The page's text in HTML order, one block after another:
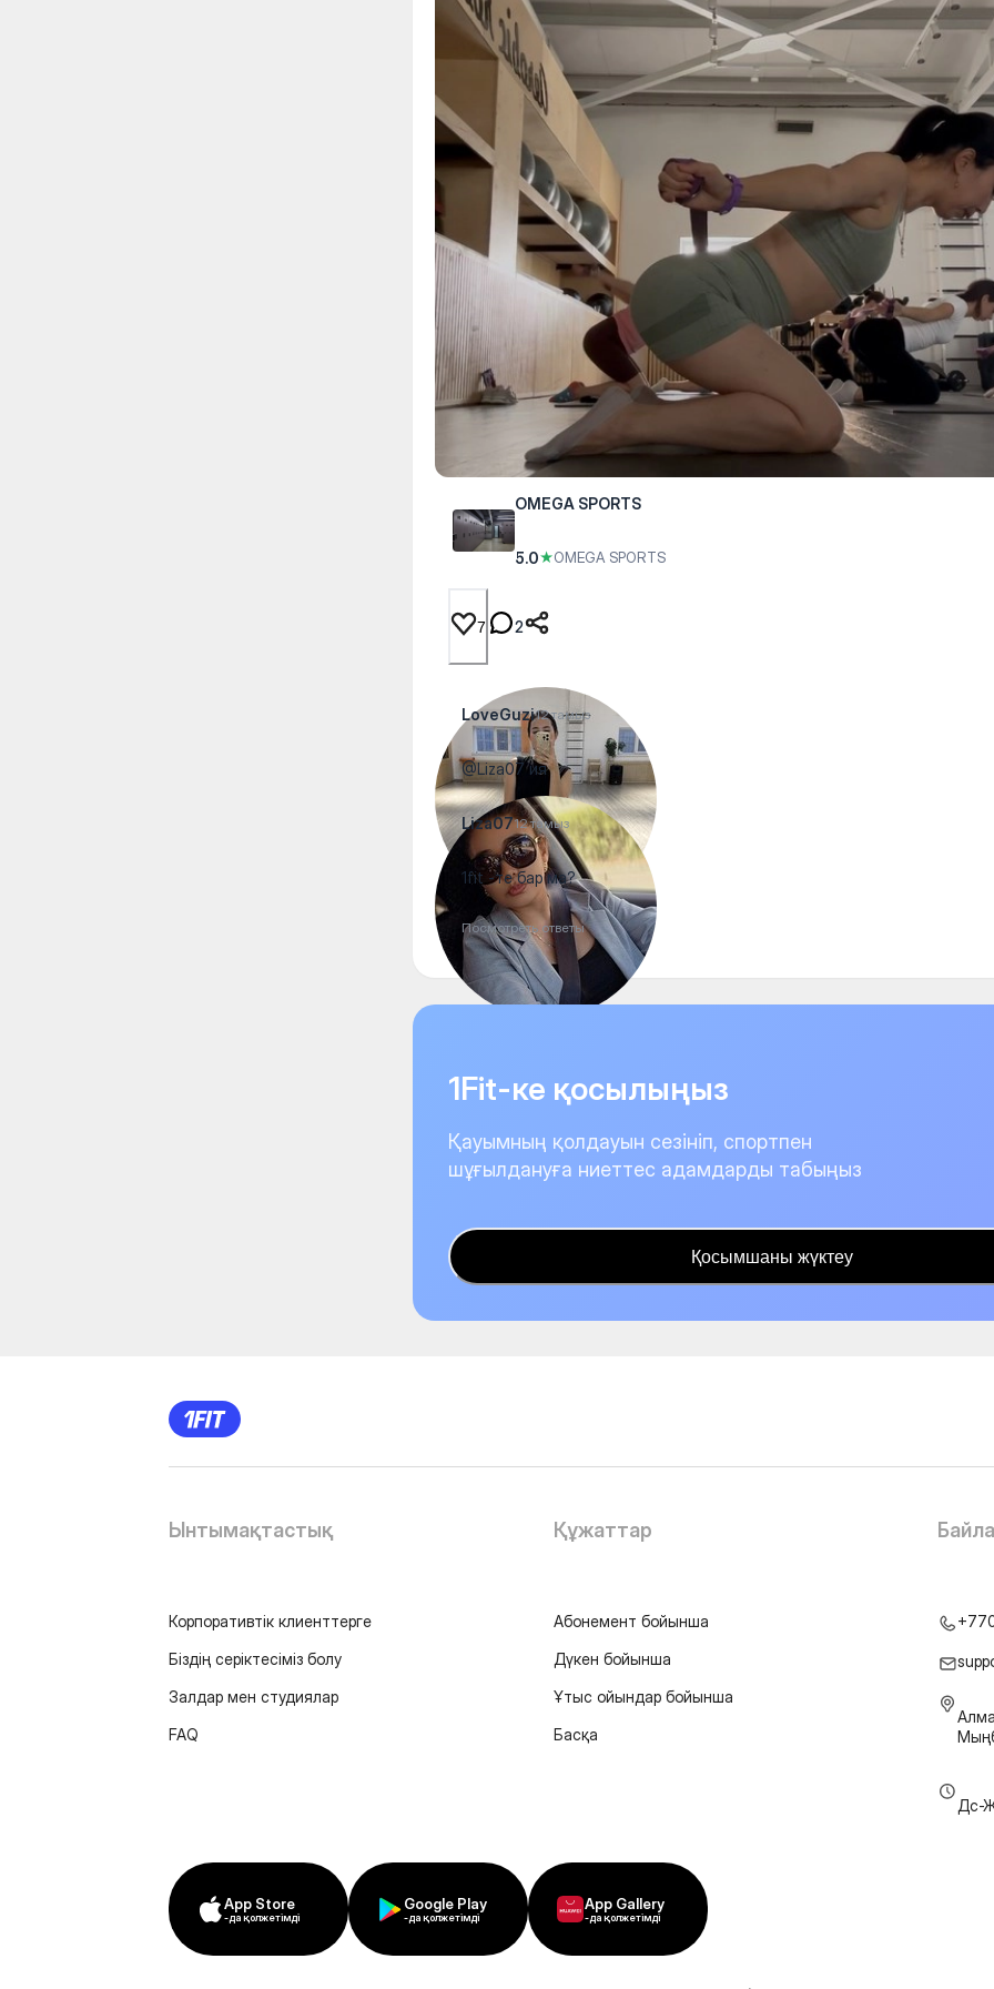
OMEGA SPORTS
5.0★OMEGA SPORTS
7 2
LoveGuzi12 тамыз
@Liza07 ия
Liza0712 тамыз
1fit -те бар ма?
Посмотреть ответы
1Fit-ке қосылыңыз
Қауымның қолдауын сезініп, спортпен
шұғылдануға ниеттес адамдарды табыңыз
Қосымшаны жүктеу
Ынтымақтастық
Корпоративтік клиенттерге
Біздің серіктесіміз болу
Залдар мен студиялар
FAQ
Құжаттар
Абонемент бойынша
Дүкен бойынша
Ұтыс ойындар бойынша
Басқа
Дс-
App Store
-да қолжетімді
Google Play
-да қолжетімді
App Gallery
-да қолжетімді